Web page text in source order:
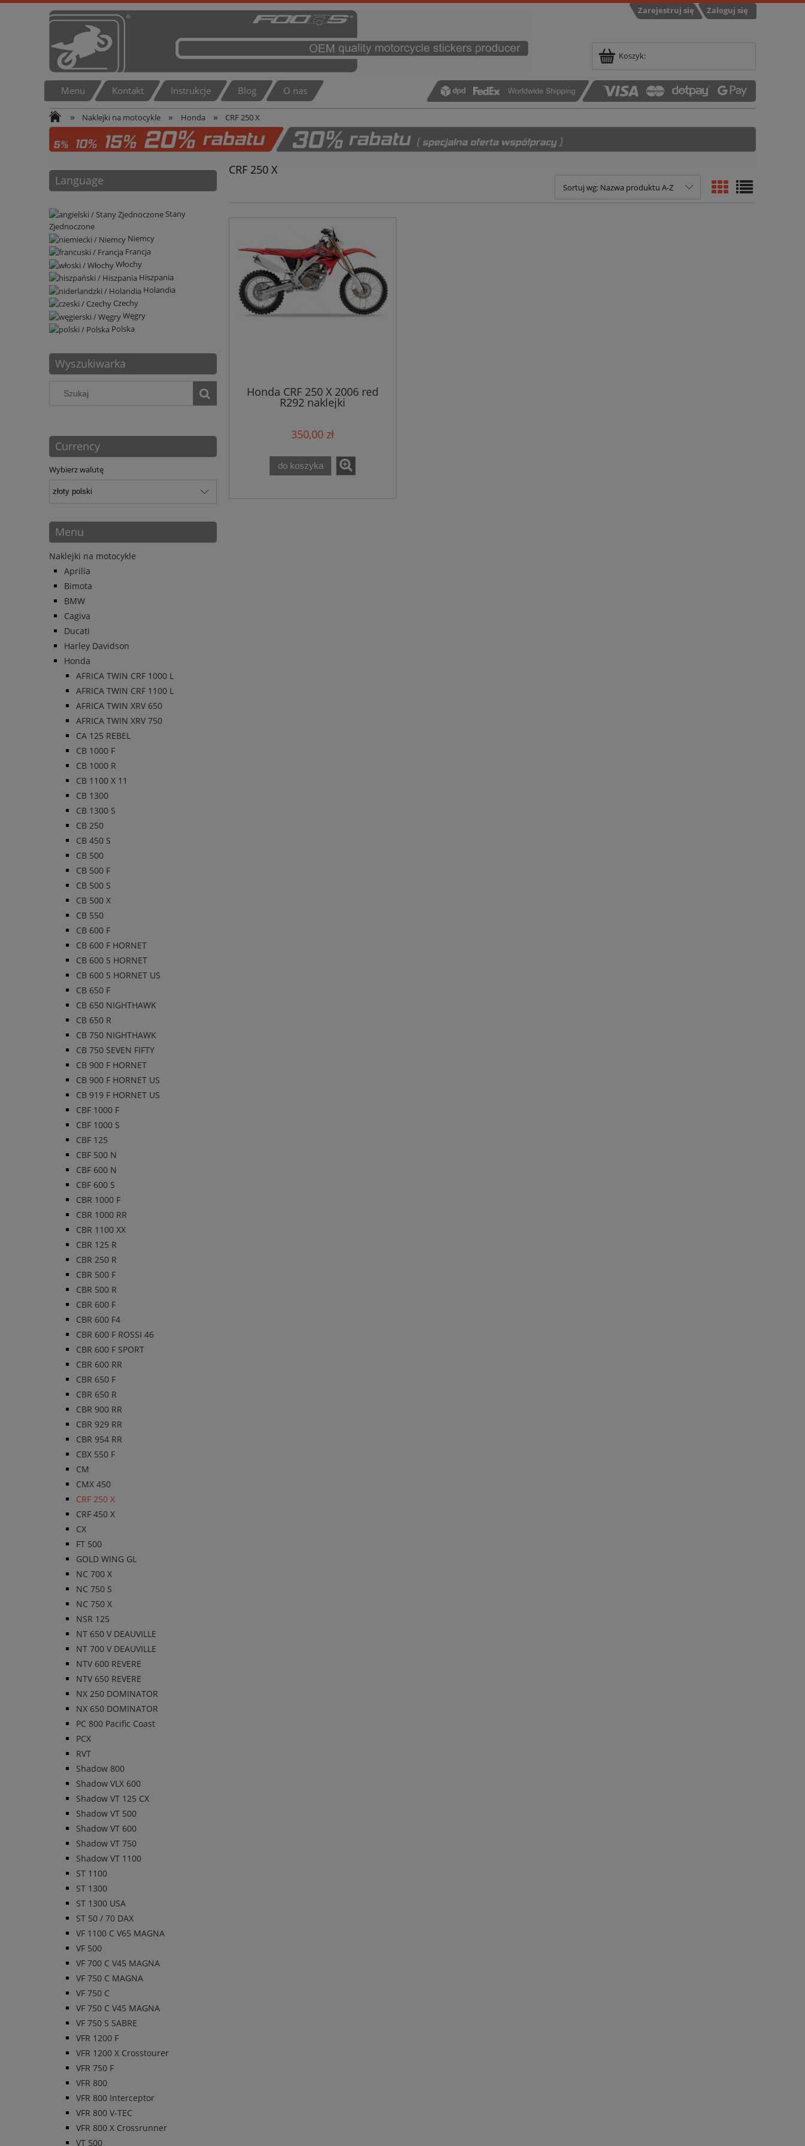
Zarejestruj się Zaloguj się
Koszyk:
Menu Kontakt Instrukcje Blog O nas
» Naklejki na motocykle » Honda » CRF 250 X
Language
Stany
Zjednoczone
Niemcy
Francja
Włochy
Hiszpania
Holandia
Czechy
Węgry
Polska
Wyszukiwarka
Currency
Wybierz walutę
Menu
Naklejki na motocykle
Aprilia
Bimota
BMW
Cagiva
Ducati
Harley Davidson
Honda
AFRICA TWIN CRF 1000 L
AFRICA TWIN CRF 1100 L
AFRICA TWIN XRV 650
AFRICA TWIN XRV 750
CA 125 REBEL
CB 1000 F
CB 1000 R
CB 1100 X 11
CB 1300
CB 1300 S
CB 250
CB 450 S
CB 500
CB 500 F
CB 500 S
CB 500 X
CB 550
CB 600 F
CB 600 F HORNET
CB 600 S HORNET
CB 600 S HORNET US
CB 650 F
CB 650 NIGHTHAWK
CB 650 R
CB 750 NIGHTHAWK
CB 750 SEVEN FIFTY
CB 900 F HORNET
CB 900 F HORNET US
CB 919 F HORNET US
CBF 1000 F
CBF 1000 S
CBF 125
CBF 500 N
CBF 600 N
CBF 600 S
CBR 1000 F
CBR 1000 RR
CBR 1100 XX
CBR 125 R
CBR 250 R
CBR 500 F
CBR 500 R
CBR 600 F
CBR 600 F4
CBR 600 F ROSSI 46
CBR 600 F SPORT
CBR 600 RR
CBR 650 F
CBR 650 R
CBR 900 RR
CBR 929 RR
CBR 954 RR
CBX 550 F
CM
CMX 450
CRF 250 X
CRF 450 X
CX
FT 500
GOLD WING GL
NC 700 X
NC 750 S
NC 750 X
NSR 125
NT 650 V DEAUVILLE
NT 700 V DEAUVILLE
NTV 600 REVERE
NTV 650 REVERE
NX 250 DOMINATOR
NX 650 DOMINATOR
PC 800 Pacific Coast
PCX
RVT
Shadow 800
Shadow VLX 600
Shadow VT 125 CX
Shadow VT 500
Shadow VT 600
Shadow VT 750
Shadow VT 1100
ST 1100
ST 1300
ST 1300 USA
ST 50 / 70 DAX
VF 1100 C V65 MAGNA
VF 500
VF 700 C V45 MAGNA
VF 750 C MAGNA
VF 750 C
VF 750 C V45 MAGNA
VF 750 S SABRE
VFR 1200 F
VFR 1200 X Crosstourer
VFR 750 F
VFR 800
VFR 800 Interceptor
VFR 800 V-TEC
VFR 800 X Crossrunner
VT 500
CRF 250 X
Sortuj wg: Nazwa produktu A-Z
Honda CRF 250 X 2006 red
R292 naklejki
350,00 zł
do koszyka